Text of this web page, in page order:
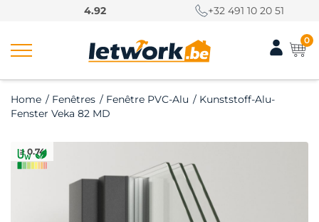
4.92 +32 491 10 20 51
0
Home / Fenêtres / Fenêtre PVC-Alu / Kunststoff-Alu-
Fenster Veka 82 MD
≥ 0.74